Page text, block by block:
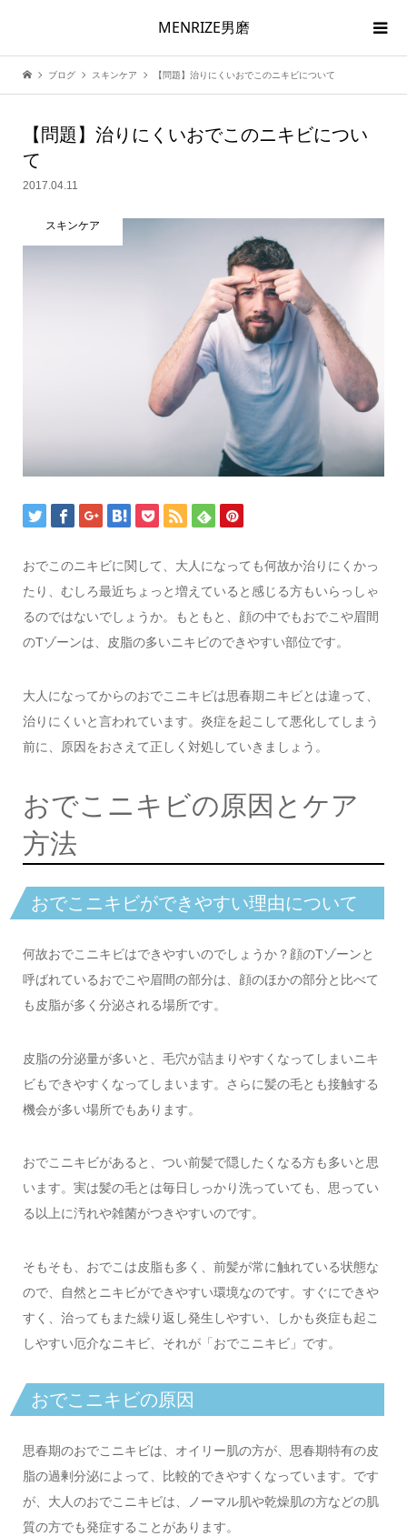
MENRIZE男磨
ブログ スキンケア 【問題】治りにくいおでこのニキビについて
【問題】治りにくいおでこのニキビについ
て
2017.04.11
スキンケア
おでこのニキビに関して、大人になっても何故か治りにくかっ
たり、むしろ最近ちょっと増えていると感じる方もいらっしゃ
るのではないでしょうか。もともと、顔の中でもおでこや眉間
のTゾーンは、皮脂の多いニキビのできやすい部位です。
大人になってからのおでこニキビは思春期ニキビとは違って、
治りにくいと言われています。炎症を起こして悪化してしまう
前に、原因をおさえて正しく対処していきましょう。
おでこニキビの原因とケア
方法
おでこニキビができやすい理由について
何故おでこニキビはできやすいのでしょうか？顔のTゾーンと
呼ばれているおでこや眉間の部分は、顔のほかの部分と比べて
も皮脂が多く分泌される場所です。
皮脂の分泌量が多いと、毛穴が詰まりやすくなってしまいニキ
ビもできやすくなってしまいます。さらに髪の毛とも接触する
機会が多い場所でもあります。
おでこニキビがあると、つい前髪で隠したくなる方も多いと思
います。実は髪の毛とは毎日しっかり洗っていても、思ってい
る以上に汚れや雑菌がつきやすいのです。
そもそも、おでこは皮脂も多く、前髪が常に触れている状態な
ので、自然とニキビができやすい環境なのです。すぐにできや
すく、治ってもまた繰り返し発生しやすい、しかも炎症も起こ
しやすい厄介なニキビ、それが「おでこニキビ」です。
おでこニキビの原因
思春期のおでこニキビは、オイリー肌の方が、思春期特有の皮
脂の過剰分泌によって、比較的できやすくなっています。です
が、大人のおでこニキビは、ノーマル肌や乾燥肌の方などの肌
質の方でも発症することがあります。